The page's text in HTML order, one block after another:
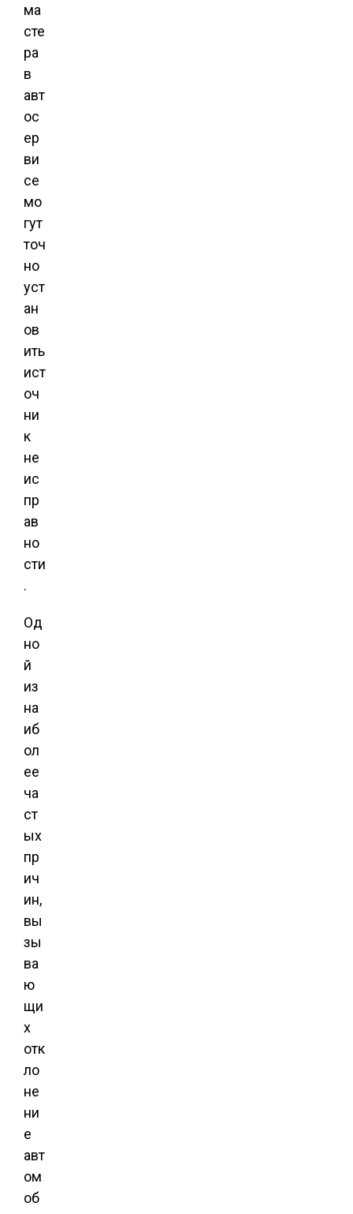
ма
сте
ра
в
авт
ос
ер
ви
се
мо
гут
точ
но
уст
ан
ов
ить
ист
оч
ни
к
не
ис
пр
ав
но
сти
.
Од
но
й
из
на
иб
ол
ее
ча
ст
ых
пр
ич
ин,
вы
зы
ва
ю
щи
х
отк
ло
не
ни
е
авт
ом
об